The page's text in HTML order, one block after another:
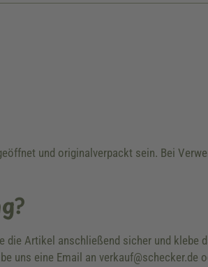
und originalverpackt sein. Bei
Artikel anschließend sicher und klebe
uns eine Email an verkauf@schecker.de